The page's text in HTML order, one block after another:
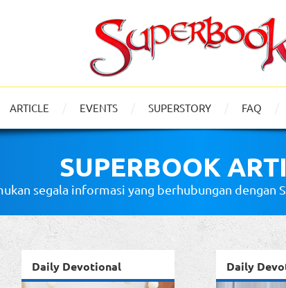
ARTICLE EVENTS SUPERSTORY FAQ
SUPERBOOK
segala informasi yang berhubungan dengan
Daily Devotional Daily